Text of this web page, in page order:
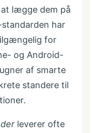
lægge dem på
har
for
og Android-
af smarte
standere til
leverer ofte